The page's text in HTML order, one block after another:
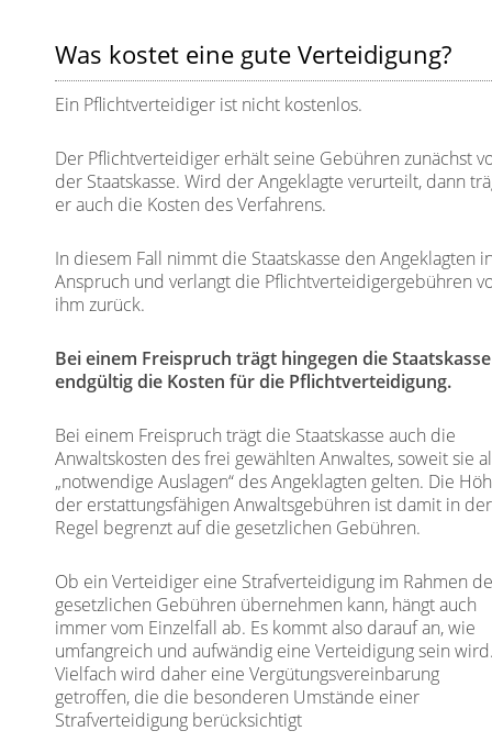
Was kostet eine gute Verteidigung?
Ein Pflichtverteidiger ist nicht kostenlos.
Der Pflichtverteidiger erhält seine Gebühren zunächst
der Staatskasse. Wird der Angeklagte verurteilt, dann
er auch die Kosten des Verfahrens.
In diesem Fall nimmt die Staatskasse den Angeklagten
Anspruch und verlangt die Pflichtverteidigergebühren
ihm zurück.
Bei einem Freispruch trägt hingegen die Staatskasse
endgültig die Kosten für die Pflichtverteidigung.
Bei einem Freispruch trägt die Staatskasse auch die
Anwaltskosten des frei gewählten Anwaltes, soweit sie
„notwendige Auslagen“ des Angeklagten gelten. Die
der erstattungsfähigen Anwaltsgebühren ist damit in der
Regel begrenzt auf die gesetzlichen Gebühren.
Ob ein Verteidiger eine Strafverteidigung im Rahmen
gesetzlichen Gebühren übernehmen kann, hängt auch
immer vom Einzelfall ab. Es kommt also darauf an, wie
umfangreich und aufwändig eine Verteidigung sein
Vielfach wird daher eine Vergütungsvereinbarung
getroffen, die die besonderen Umstände einer
Strafverteidigung berücksichtigt